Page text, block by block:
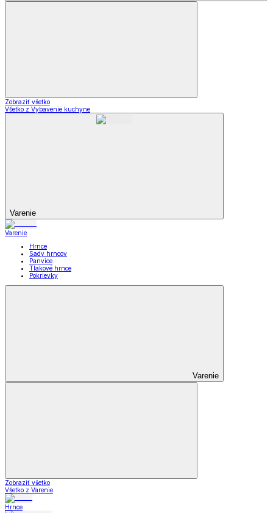
Zobraziť všetko
Všetko z Vybavenie kuchyne
Varenie
Varenie
Hrnce
Sady hrncov
Panvice
Tlakové hrnce
Pokrievky
Varenie
Zobraziť všetko
Všetko z Varenie
Hrnce